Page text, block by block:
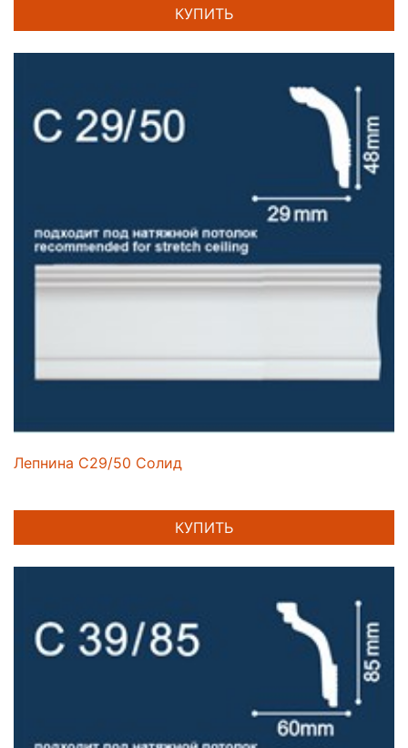
КУПИТЬ
Лепнина C29/50 Солид
КУПИТЬ